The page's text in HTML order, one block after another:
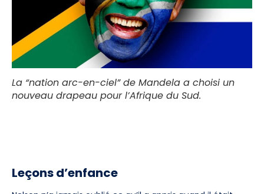
La “nation arc-en-ciel” de Mandela a choisi un
nouveau drapeau pour l’Afrique du Sud.
Leçons d’enfance